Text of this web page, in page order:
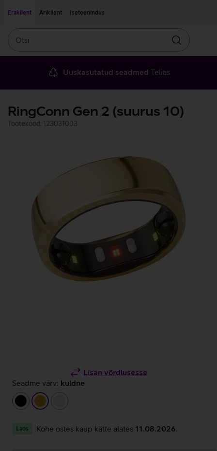
Eraklient
Äriklient Iseteenindus
Otsin
Uuskasutatud seadmed Telias
RingConn Gen 2 (suurus 10)
Tootekood: 123031003
Lisan võrdlusesse
Seadme värv: kuldne
must
kuldne
Laos Kohe ostes kaup kätte alates 11.08.2026